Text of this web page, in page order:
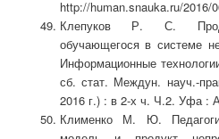
http://human.snauka.ru/2016/
Клепуков Р. С.
обучающегося в системе
Информационные
сб. стат. Междун. науч.-
2016 г.) : в 2-х ч. Ч.2. Уфа :
Клименко М. Ю.